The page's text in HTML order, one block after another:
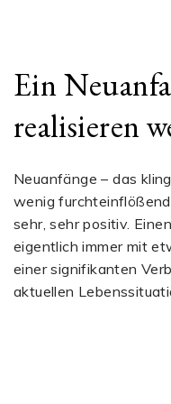
Ein
realisieren
Neuanfänge – das
wenig
sehr, sehr positiv.
eigentlich immer mit
einer signifikanten
aktuellen